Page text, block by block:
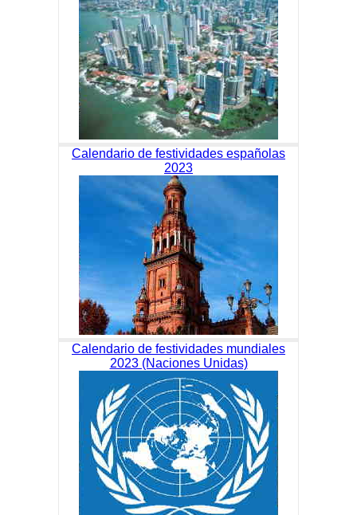
Calendario de festividades españolas
2023
Calendario de festividades mundiales
2023 (Naciones Unidas)